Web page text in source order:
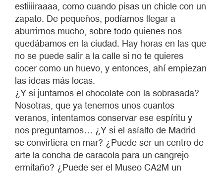
estiiiiraaaa, como cuando pisas un chicle con un
zapato. De pequeños, podíamos llegar a
aburrirnos mucho, sobre todo quienes nos
quedábamos en la ciudad. Hay horas en las que
no se puede salir a la calle si no te quieres
cocer como un huevo, y entonces, ahí empiezan
las ideas más locas.
¿Y si juntamos el chocolate con la sobrasada?
Nosotras, que ya tenemos unos cuantos
veranos, intentamos conservar ese espíritu y
nos preguntamos… ¿Y si el asfalto de Madrid
se convirtiera en mar? ¿Puede ser un centro de
arte la concha de caracola para un cangrejo
ermitaño? ¿Puede ser el Museo CA2M un